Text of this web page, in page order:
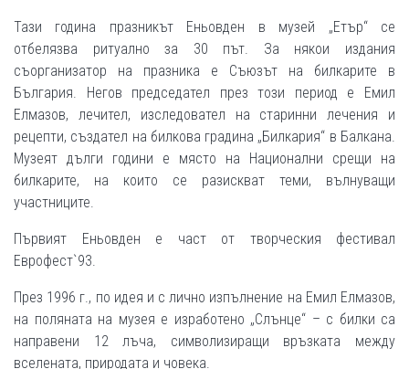
Тази година празникът Еньовден в музей „Етър“ се
отбелязва ритуално за 30 път. За някои издания
съорганизатор на празника е Съюзът на билкарите в
България. Негов председател през този период е Емил
Елмазов, лечител, изследовател на старинни лечения и
рецепти, създател на билкова градина „Билкария“ в Балкана.
Музеят дълги години е място на Национални срещи на
билкарите, на които се разискват теми, вълнуващи
участниците.
Първият Еньовден е част от творческия фестивал
Еврофест`93.
През 1996 г., по идея и с лично изпълнение на Емил Елмазов,
на поляната на музея е изработено „Слънце“ – с билки са
направени 12 лъча, символизиращи връзката между
вселената, природата и човека.